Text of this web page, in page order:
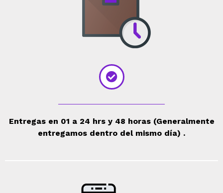
Entregas en 01 a 24 hrs y 48 horas (Generalmente
entregamos dentro del mismo día) .